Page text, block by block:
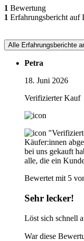
1 Bewertung
1 Erfahrungsbericht auf
Alle Erfahrungsberichte
Petra
18. Juni 2026
Verifizierter Kauf
Käufer:innen
bei uns gekauft
alle, die ein
Bewertet mit 5
Sehr lecker!
Löst sich schnell
War diese